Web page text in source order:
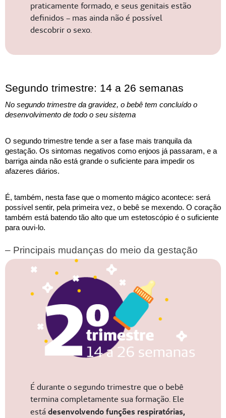
praticamente formado, e seus genitais estão
definidos – mas ainda não é possível
descobrir o sexo.
Segundo trimestre: 14 a 26 semanas
No segundo trimestre da gravidez, o bebê tem concluído o
desenvolvimento de todo o seu sistema
O segundo trimestre tende a ser a fase mais tranquila da
gestação. Os sintomas negativos como enjoos já passaram, e a
barriga ainda não está grande o suficiente para impedir os
afazeres diários.
É, também, nesta fase que o momento mágico acontece: será
possível sentir, pela primeira vez, o bebê se mexendo. O coração
também está batendo tão alto que um estetoscópio é o suficiente
para ouvi-lo.
– Principais mudanças do meio da gestação
É durante o segundo trimestre que o bebê
termina completamente sua formação. Ele
está desenvolvendo funções respiratórias,